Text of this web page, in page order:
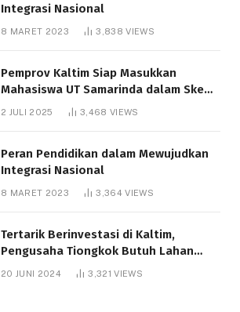
Integrasi Nasional
8 MARET 2023 3,838VIEWS
Pemprov Kaltim Siap Masukkan
Mahasiswa UT Samarinda dalam Skema
Bantuan Pendidikan Gratispol
2 JULI 2025 3,468 VIEWS
Peran Pendidikan dalam Mewujudkan
Integrasi Nasional
8 MARET 2023 3,364VIEWS
Tertarik Berinvestasi di Kaltim,
Pengusaha Tiongkok Butuh Lahan
1.000 Hektare
20 JUNI 2024 3,321VIEWS